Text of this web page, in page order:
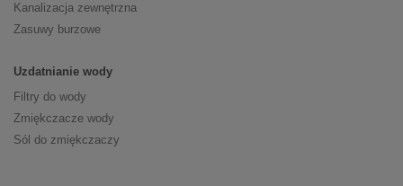
Kanalizacja zewnętrzna
Zasuwy burzowe
Uzdatnianie wody
Filtry do wody
Zmiękczacze wody
Sól do zmiękczaczy